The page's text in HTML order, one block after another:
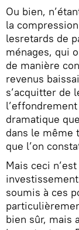
Ou bien,
la
lesretards de
ménages, qui
de manière
revenus
s’acquitter de
dramatique
dans le même
que l’on
Mais ceci
soumis à ces
bien sûr, mais